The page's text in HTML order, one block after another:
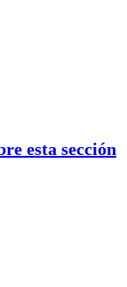
esta sección